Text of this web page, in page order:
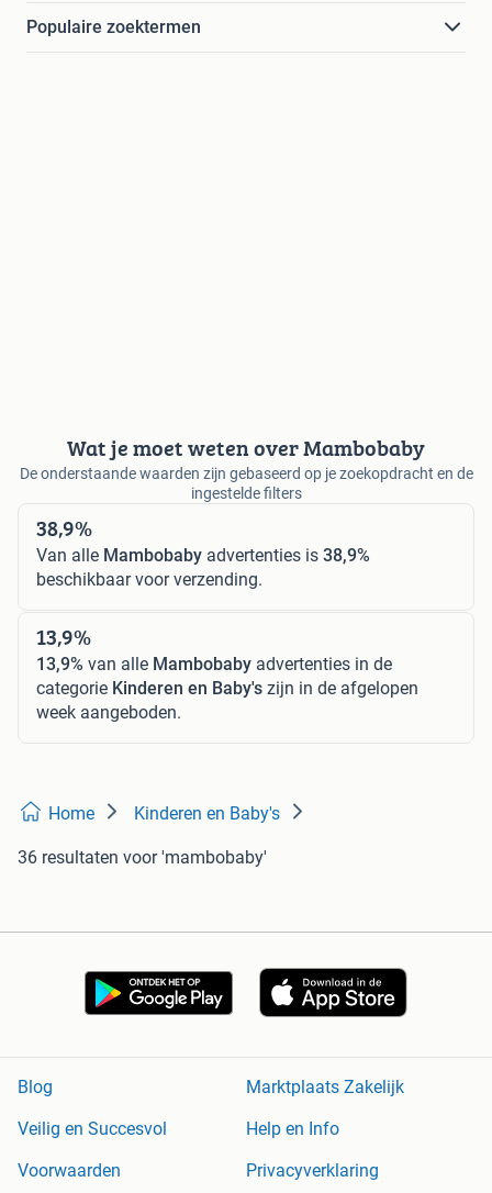
Populaire zoektermen
Wat je moet weten over Mambobaby
De onderstaande waarden zijn gebaseerd op je zoekopdracht en de
ingestelde filters
38,9%
Van alle Mambobaby advertenties is 38,9%
beschikbaar voor verzending.
13,9%
13,9% van alle Mambobaby advertenties in de
categorie Kinderen en Baby's zijn in de afgelopen
week aangeboden.
Home Kinderen en Baby's
36 resultaten voor 'mambobaby'
Blog
Marktplaats Zakelijk
Veilig en Succesvol
Help en Info
Voorwaarden
Privacyverklaring